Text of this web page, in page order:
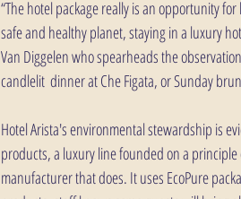
“The hotel package really is an opportunity
safe and healthy planet, staying in a luxury
Van Diggelen who spearheads the
candlelit  dinner at Che Figata, or Sunday
Hotel Arista's environmental stewardship is
products, a luxury line founded on a
manufacturer that does. It uses EcoPure